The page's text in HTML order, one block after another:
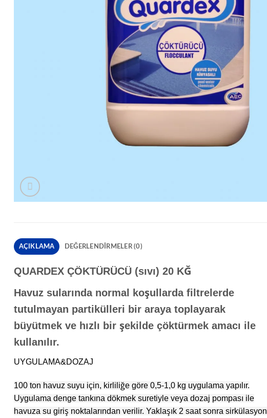
AÇIKLAMA DEĞERLENDIRMELER (0)
QUARDEX ÇÖKTÜRÜCÜ (sıvı) 20 KĞ
Havuz sularında normal koşullarda filtrelerde
tutulmayan partikülleri bir araya toplayarak
büyütmek ve hızlı bir şekilde çöktürmek amacı ile
kullanılır.
UYGULAMA&DOZAJ
100 ton havuz suyu için, kirliliğe göre 0,5-1,0 kg uygulama yapılır.
Uygulama denge tankına dökmek suretiyle veya dozaj pompası ile
havuza su giriş noktalarından verilir. Yaklaşık 2 saat sonra sirkülasyon